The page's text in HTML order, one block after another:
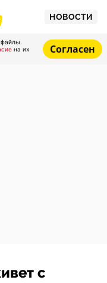
НОВОСТИ
на их
Согласен
с